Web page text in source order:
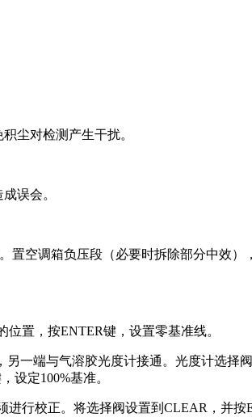
尘对检测产生干扰。
误会。
空调箱负压段（必要时拆除部分中效
置，按ENTER键，设置零基准线。
一端与气溶胶光度计接通。光度计选
设定100%基准。
行校正。将选择阀设置到CLEAR，并按